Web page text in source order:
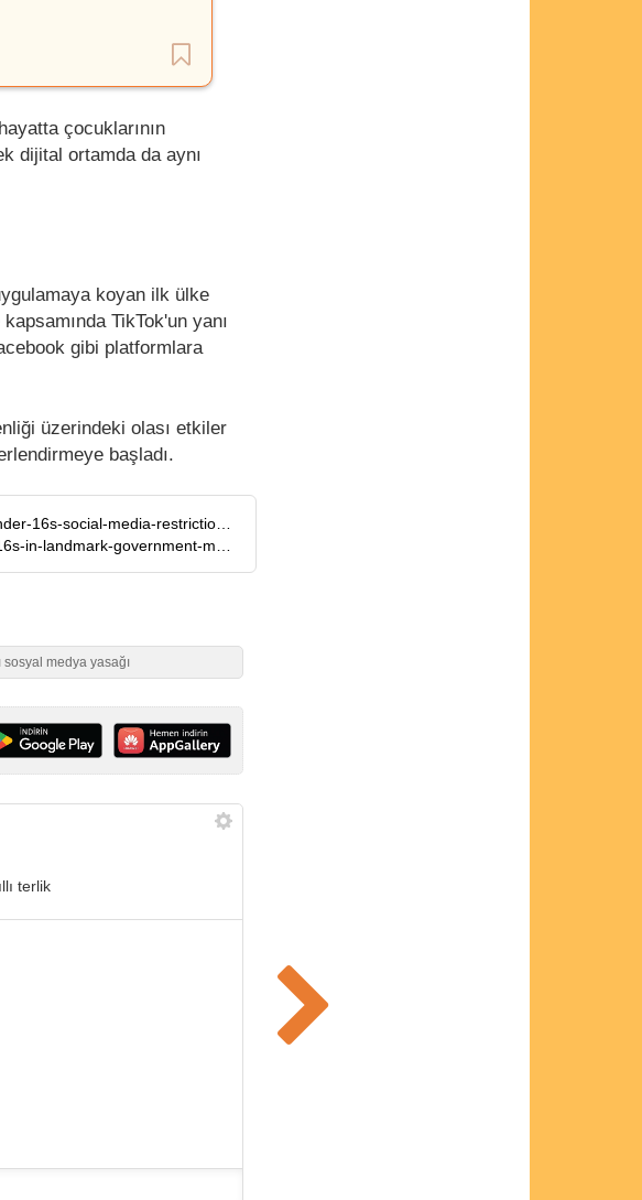
çocuklarının
dijital ortamda da aynı
koyan ilk ülke
TikTok'un yanı
gibi platformlara
üzerindeki olası etkiler
başladı.
sosyal medya yasağı
terlik